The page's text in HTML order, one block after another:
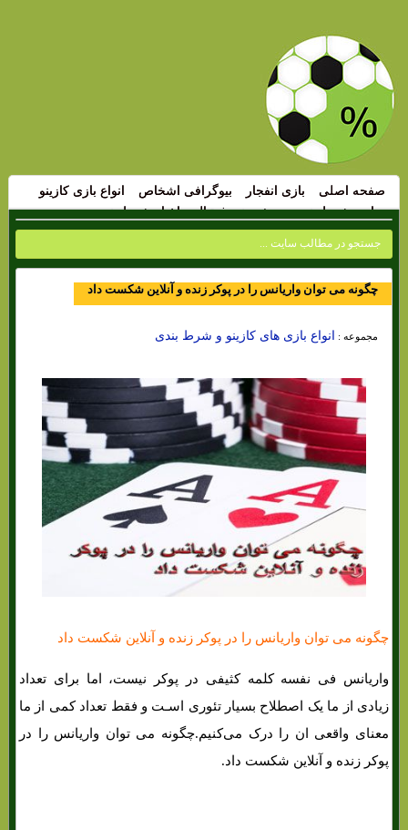
صفحه اصلی بازی انفجار بیوگرافی اشخاص
انواع بازی کازینو
سایت شرط بندی
پیش بینی فوتبال اخبار شرط بندی
چگونه می توان واریانس را در پوکر زنده و آنلاین شکست داد
مجموعه : انواع بازی های کازینو و شرط بندی
چگونه می توان واریانس را در پوکر زنده و آنلاین شکست داد
واریانس فی نفسه کلمه کثیفی در پوکر نیست، اما برای تعداد
زیادی از ما یک اصطلاح بسیار تئوری اسـت و فقط تعداد کمی از ما
معنای واقعی ان را درک می‌کنیم.چگونه می توان واریانس را در
پوکر زنده و آنلاین شکست داد.